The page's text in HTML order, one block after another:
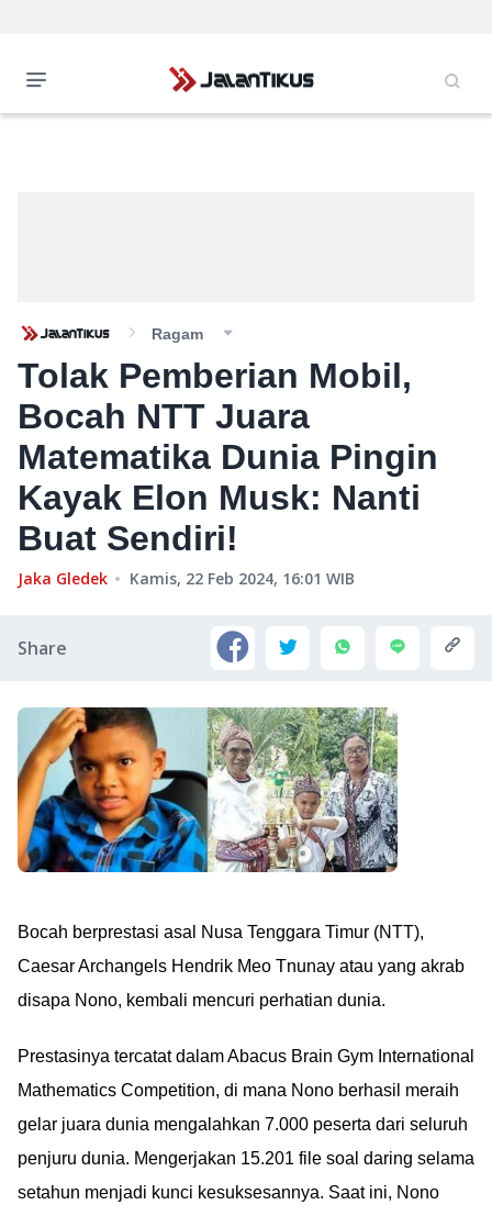
Ragam
Tolak Pemberian Mobil,
Bocah NTT Juara
Matematika Dunia Pingin
Kayak Elon Musk: Nanti
Buat Sendiri!
Jaka Gledek Kamis, 22 Feb 2024, 16:01 WIB
Share
Bocah berprestasi asal Nusa Tenggara Timur (NTT),
Caesar Archangels Hendrik Meo Tnunay atau yang akrab
disapa Nono, kembali mencuri perhatian dunia.
Prestasinya tercatat dalam Abacus Brain Gym International
Mathematics Competition, di mana Nono berhasil meraih
gelar juara dunia mengalahkan 7.000 peserta dari seluruh
penjuru dunia. Mengerjakan 15.201 file soal daring selama
setahun menjadi kunci kesuksesannya. Saat ini, Nono